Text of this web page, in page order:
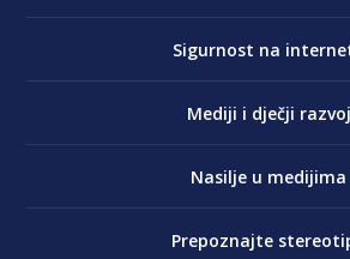
Sigurnost na
Mediji i dječji razvoj
Nasilje u medijima
Prepoznajte